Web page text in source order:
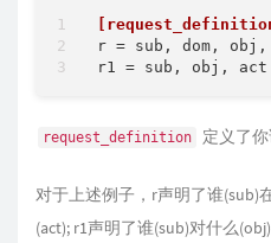
r
r1
request_definition 定义了
对于上述例子，r声明了谁(sub)
(act); r1声明了谁(sub)对什么